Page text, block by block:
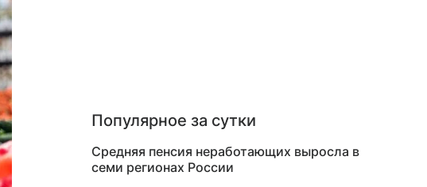
Популярное за сутки
Средняя пенсия неработающих выросла в
семи регионах России